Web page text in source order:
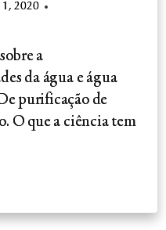
2020
a
da água e água
purificação de
O que a ciência tem